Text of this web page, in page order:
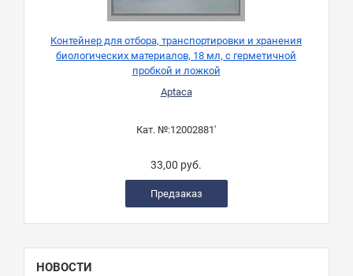
Контейнер для отбора, транспортировки и хранения
биологических материалов, 18 мл, с герметичной
пробкой и ложкой
Aptaca
Кат. №:12002881'
33,00 руб.
Предзаказ
НОВОСТИ